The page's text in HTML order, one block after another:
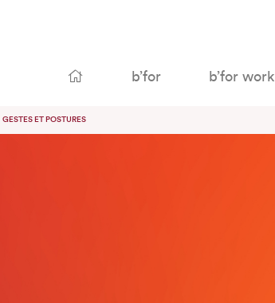
b’for b’for work
GESTES ET POSTURES